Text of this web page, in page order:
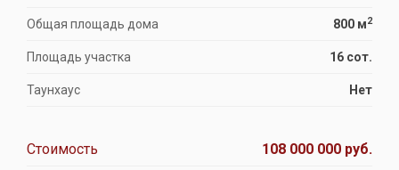
Общая площадь дома 800 м2
Площадь участка 16 сот.
Таунхаус Нет
Стоимость 108 000 000 руб.